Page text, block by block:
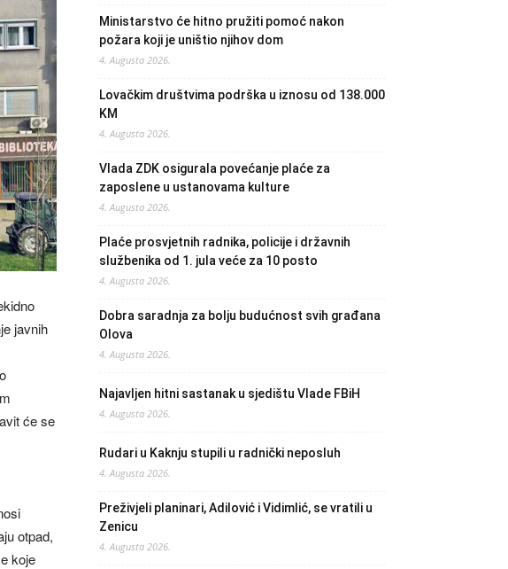
javnih
će se
otpad,
koje
Ministarstvo će hitno pružiti pomoć nakon
požara koji je uništio njihov dom
4. Augusta 2026.
Lovačkim društvima podrška u iznosu od 138.000
KM
4. Augusta 2026.
Vlada ZDK osigurala povećanje plaće za
zaposlene u ustanovama kulture
4. Augusta 2026.
Plaće prosvjetnih radnika, policije i državnih
službenika od 1. jula veće za 10 posto
4. Augusta 2026.
Dobra saradnja za bolju budućnost svih građana
Olova
4. Augusta 2026.
Najavljen hitni sastanak u sjedištu Vlade FBiH
4. Augusta 2026.
Rudari u Kaknju stupili u radnički neposluh
4. Augusta 2026.
Preživjeli planinari, Adilović i Vidimlić, se vratili u
Zenicu
4. Augusta 2026.